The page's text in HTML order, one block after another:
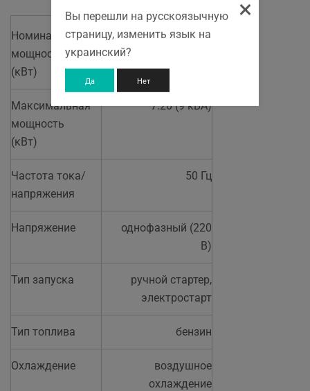
Номинальная
мощность
(кВт)
6.80
Максимальная
мощность
(кВт)
7.20 (9 кВА)
Частота тока/
напряжения
50 Гц
Напряжение
однофазный (220
В)
Тип запуска
ручной стартер,
электростарт
Тип топлива бензин
Охлаждение
воздушное
охлаждение
×
Вы перешли на русскоязычную
страницу, изменить язык на
украинский?
Да Нет